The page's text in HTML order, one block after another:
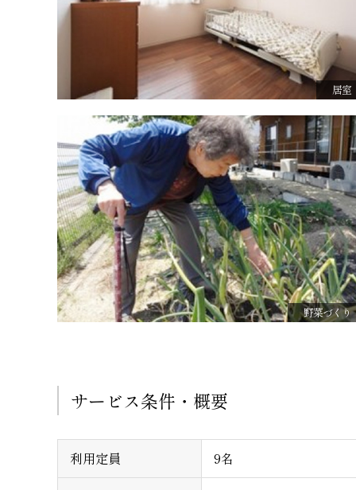
居室
野菜づくり
サービス条件・概要
利用定員
9名